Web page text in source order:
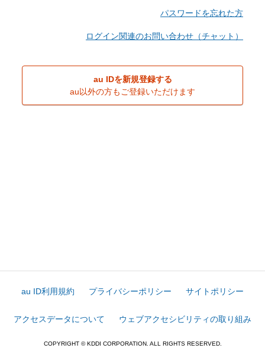
パスワードを忘れた方
ログイン関連のお問い合わせ（チャット）
au IDを新規登録する
au以外の方もご登録いただけます
au ID利用規約 プライバシーポリシー サイトポリシー
アクセスデータについて ウェブアクセシビリティの取り組み
COPYRIGHT © KDDI CORPORATION. ALL RIGHTS RESERVED.